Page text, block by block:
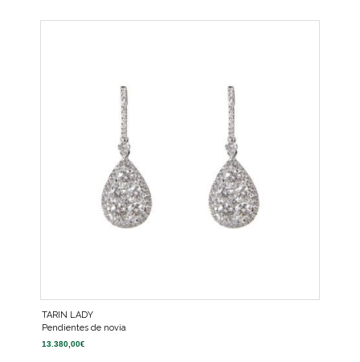
TARIN LADY
Pendientes de novia
13.380,00€